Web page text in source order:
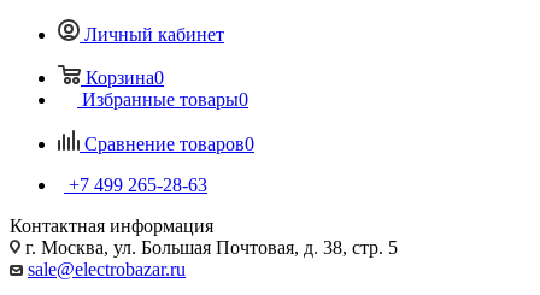
Личный кабинет
Корзина0
Избранные товары0
Сравнение товаров0
+7 499 265-28-63
Контактная информация
г. Москва, ул. Большая Почтовая, д. 38, стр. 5
sale@electrobazar.ru